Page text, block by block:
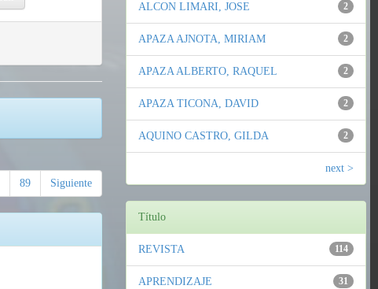
89 Siguiente
2
ALCON LIMARI, JOSE
2
APAZA AJNOTA, MIRIAM
2
APAZA ALBERTO, RAQUEL
2
APAZA TICONA, DAVID
2
AQUINO CASTRO, GILDA
next >
Título
114
REVISTA
31
APRENDIZAJE